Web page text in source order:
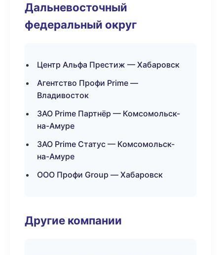
Дальневосточный
федеральный округ
Центр Альфа Престиж — Хабаровск
Агентство Профи Prime —
Владивосток
ЗАО Prime Партнёр — Комсомольск-
на-Амуре
ЗАО Prime Статус — Комсомольск-
на-Амуре
ООО Профи Group — Хабаровск
Другие компании